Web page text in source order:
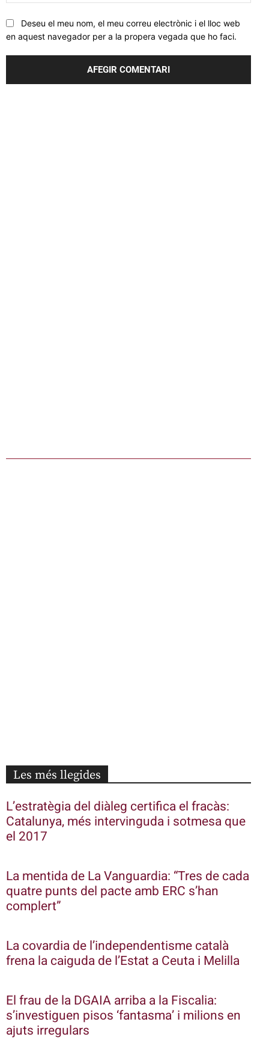
Deseu el meu nom, el meu correu electrònic i el lloc web
en aquest navegador per a la propera vegada que ho faci.
Les més llegides
L’estratègia del diàleg certifica el fracàs:
Catalunya, més intervinguda i sotmesa que
el 2017
La mentida de La Vanguardia: “Tres de cada
quatre punts del pacte amb ERC s’han
complert”
La covardia de l’independentisme català
frena la caiguda de l’Estat a Ceuta i Melilla
El frau de la DGAIA arriba a la Fiscalia:
s’investiguen pisos ‘fantasma’ i milions en
ajuts irregulars